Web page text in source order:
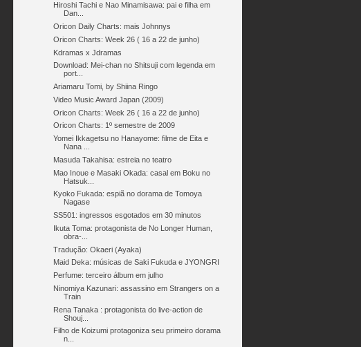
Hiroshi Tachi e Nao Minamisawa: pai e filha em
Dan...
Oricon Daily Charts: mais Johnnys
Oricon Charts: Week 26 ( 16 a 22 de junho)
Kdramas x Jdramas
Download: Mei-chan no Shitsuji com legenda em
port...
Ariamaru Tomi, by Shiina Ringo
Video Music Award Japan (2009)
Oricon Charts: Week 26 ( 16 a 22 de junho)
Oricon Charts: 1º semestre de 2009
Yomei Ikkagetsu no Hanayome: filme de Eita e
Nana ...
Masuda Takahisa: estreia no teatro
Mao Inoue e Masaki Okada: casal em Boku no
Hatsuk...
Kyoko Fukada: espiã no dorama de Tomoya
Nagase
SS501: ingressos esgotados em 30 minutos
Ikuta Toma: protagonista de No Longer Human,
obra-...
Tradução: Okaeri (Ayaka)
Maid Deka: músicas de Saki Fukuda e JYONGRI
Perfume: terceiro álbum em julho
Ninomiya Kazunari: assassino em Strangers on a
Train
Rena Tanaka : protagonista do live-action de
Shouj...
Filho de Koizumi protagoniza seu primeiro dorama
n...